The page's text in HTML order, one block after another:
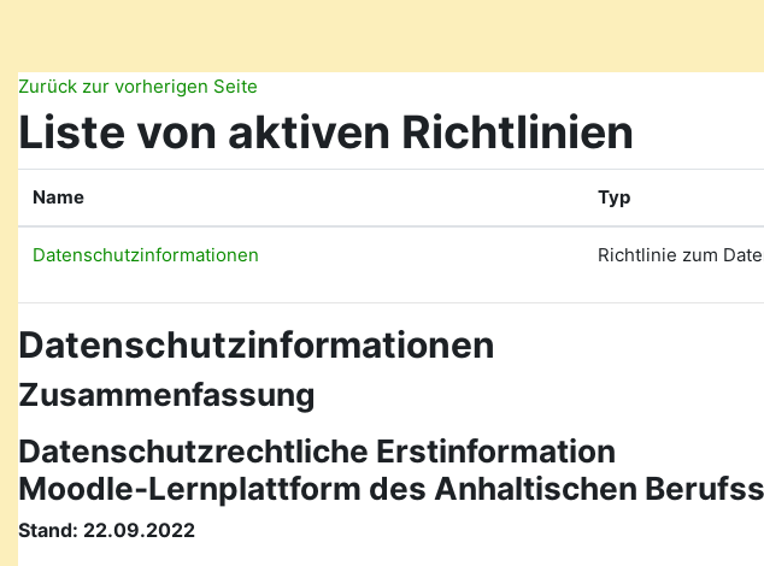
Zurück zur vorherigen Seite
Liste von aktiven Richtlinien
Name Typ
Datenschutzinformationen Richtlinie zum
Datenschutzinformationen
Zusammenfassung
Datenschutzrechtliche Erstinformation
Moodle-Lernplattform des Anhaltischen
Stand: 22.09.2022